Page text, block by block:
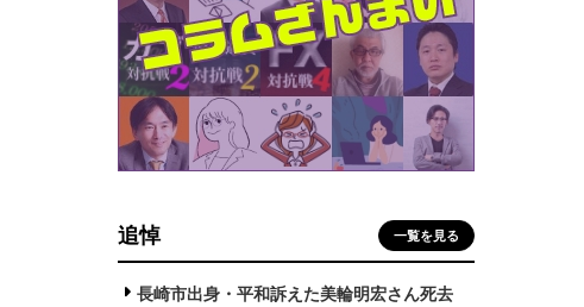
追悼 一覧を見る
長崎市出身・平和訴えた美輪明宏さん死去